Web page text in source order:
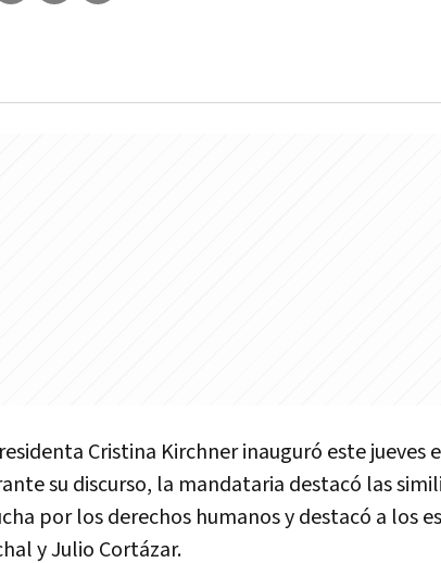
Cristina Kirchner inauguró este jueves
su discurso, la mandataria destacó las
por los derechos humanos y destacó a los
y Julio Cortázar.